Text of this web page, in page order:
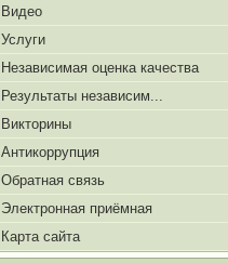
Видео
Услуги
Независимая оценка качества
Результаты независим...
Викторины
Антикоррупция
Обратная связь
Электронная приёмная
Карта сайта